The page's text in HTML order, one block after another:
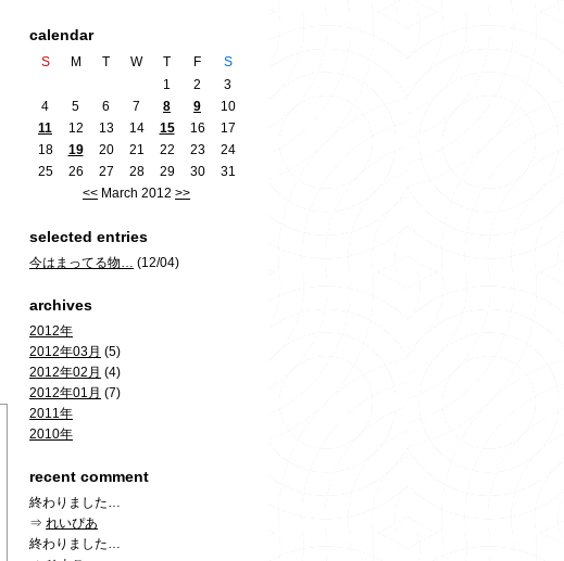
calendar
S M T W T F
S
1
2
3
4
5 6 7 8 9
10
11
12 13 14 15 16
17
18
19 20 21 22 23
24
25
26 27 28 29 30
31
<< March 2012 >>
selected entries
今はまってる物… (12/04)
archives
2012年
2012年03月 (5)
2012年02月 (4)
2012年01月 (7)
2011年
2010年
recent comment
終わりました…
⇒ れいぴあ
終わりました…